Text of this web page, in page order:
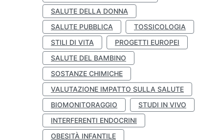
SALUTE DELLA DONNA
SALUTE PUBBLICA
TOSSICOLOGIA
STILI DI VITA
PROGETTI EUROPEI
SALUTE DEL BAMBINO
SOSTANZE CHIMICHE
VALUTAZIONE IMPATTO SULLA SALUTE
BIOMONITORAGGIO
STUDI IN VIVO
INTERFERENTI ENDOCRINI
OBESITÀ INFANTILE